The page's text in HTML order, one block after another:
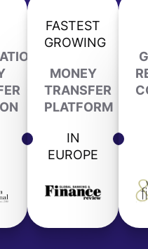
FASTEST
GROWING
MONEY
TRANSFER
PLATFORM
IN
EUROPE